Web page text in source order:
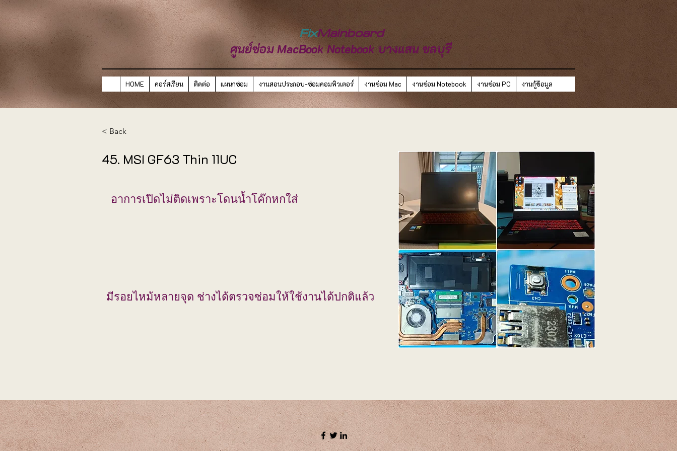
FixMainboard
ศูนย์ซ่อม MacBook Notebook บางแสน ชลบุรี
HOME คอร์สเรียน ติดต่อ แผนกซ่อม งานสอนประกอบ-ซ่อมคอมพิวเตอร์ งานซ่อม Mac งานซ่อม Notebook งานซ่อม PC งานกู้ข้อมูล
< Back
45. MSI GF63 Thin 11UC
อาการเปิดไม่ติดเพราะโดนน้ำโค๊กหกใส่
มีรอยไหม้หลายจุด ช่างได้ตรวจซ่อมให้ใช้งานได้ปกติแล้ว